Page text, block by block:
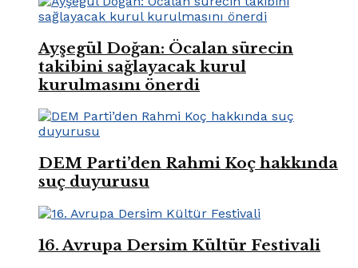
Ayşegül Doğan: Öcalan sürecin
takibini sağlayacak kurul
kurulmasını önerdi
DEM Parti’den Rahmi Koç hakkında
suç duyurusu
16. Avrupa Dersim Kültür Festivali